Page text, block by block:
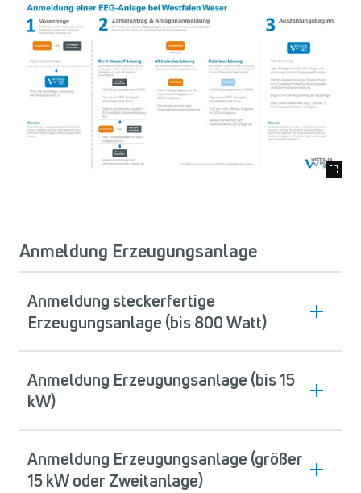
Anmeldung Erzeugungsanlage
Anmeldung steckerfertige
Erzeugungsanlage (bis 800 Watt)
Anmeldung Erzeugungsanlage (bis 15
kW)
Anmeldung Erzeugungsanlage (größer
15 kW oder Zweitanlage)